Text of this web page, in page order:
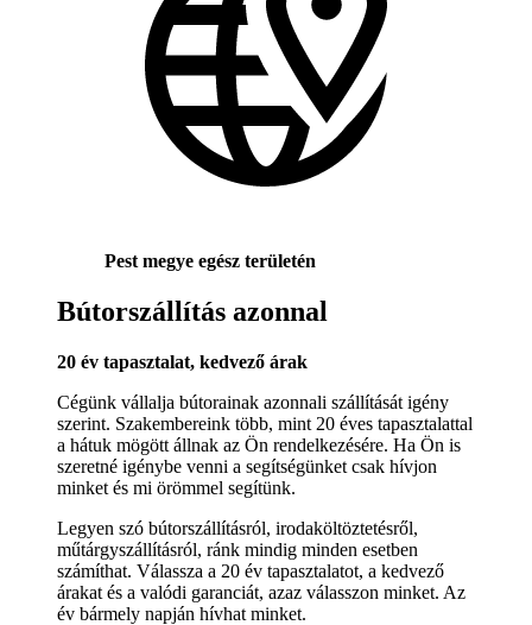
Pest megye egész területén
Bútorszállítás azonnal
20 év tapasztalat, kedvező árak
Cégünk vállalja bútorainak azonnali szállítását igény
szerint. Szakembereink több, mint 20 éves tapasztalattal
a hátuk mögött állnak az Ön rendelkezésére. Ha Ön is
szeretné igénybe venni a segítségünket csak hívjon
minket és mi örömmel segítünk.
Legyen szó bútorszállításról, irodaköltöztetésről,
műtárgyszállításról, ránk mindig minden esetben
számíthat. Válassza a 20 év tapasztalatot, a kedvező
árakat és a valódi garanciát, azaz válasszon minket. Az
év bármely napján hívhat minket.